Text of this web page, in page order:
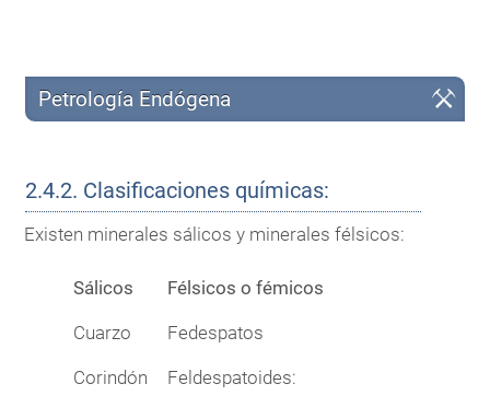
Petrología Endógena
2.4.2. Clasificaciones químicas:
Existen minerales sálicos y minerales félsicos:
Sálicos Félsicos o fémicos
Cuarzo Fedespatos
Corindón Feldespatoides: